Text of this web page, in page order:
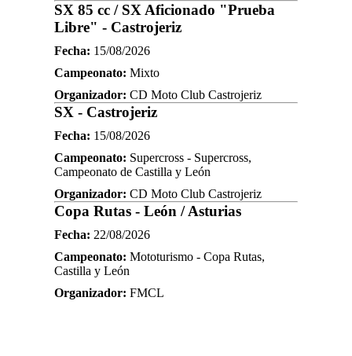
SX 85 cc / SX Aficionado "Prueba
Libre" - Castrojeriz
Fecha: 15/08/2026
Campeonato: Mixto
Organizador: CD Moto Club Castrojeriz
SX - Castrojeriz
Fecha: 15/08/2026
Campeonato: Supercross - Supercross,
Campeonato de Castilla y León
Organizador: CD Moto Club Castrojeriz
Copa Rutas - León / Asturias
Fecha: 22/08/2026
Campeonato: Mototurismo - Copa Rutas,
Castilla y León
Organizador: FMCL